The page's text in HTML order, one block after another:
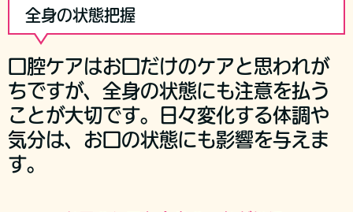
全身の状態把握
口腔ケアはお口だけのケアと思われが
ちですが、全身の状態にも注意を払う
ことが大切です。日々変化する体調や
気分は、お口の状態にも影響を与えま
す。